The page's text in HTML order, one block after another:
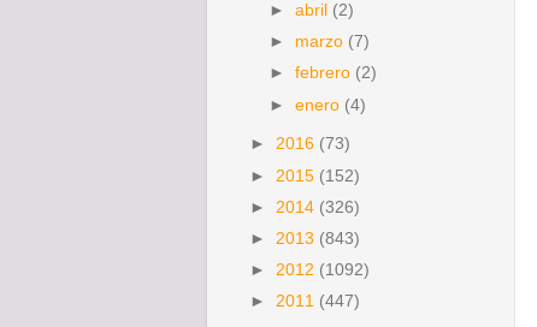
►abril (2)
► marzo (7)
►febrero (2)
►enero (4)
► 2016 (73)
► 2015 (152)
► 2014 (326)
► 2013 (843)
► 2012 (1092)
► 2011 (447)